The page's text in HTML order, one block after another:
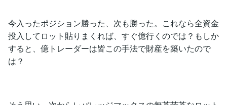
今入ったポジション勝った、次も勝った。これなら全資金
投入してロット貼りまくれば、すぐ億行くのでは？もしか
すると、億トレーダーは皆この手法で財産を築いたので
は？